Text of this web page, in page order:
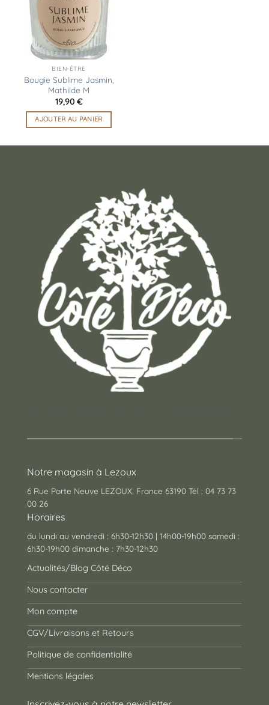
BIEN-ÊTRE
Bougie Sublime Jasmin,
Mathilde M
19,90 €
AJOUTER AU PANIER
Notre magasin à Lezoux
6 Rue Porte Neuve LEZOUX, France 63190 Tél : 04 73 73
00 26
Horaires
du lundi au vendredi : 6h30-12h30 | 14h00-19h00 samedi :
6h30-19h00 dimanche : 7h30-12h30
Actualités/Blog Côté Déco
Nous contacter
Mon compte
CGV/Livraisons et Retours
Politique de confidentialité
Mentions légales